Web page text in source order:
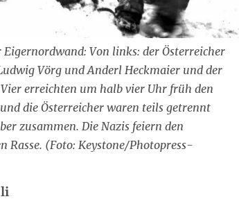
Von links: der Österreicher
Vörg und Anderl Heckmaier und der
erreichten um halb vier Uhr früh den
die Österreicher waren teils getrennt
zusammen. Die Nazis feiern den
Rasse. (Foto: Keystone/Photopress-